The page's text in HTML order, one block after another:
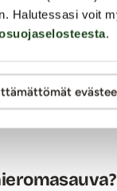
Halutessasi voit
.